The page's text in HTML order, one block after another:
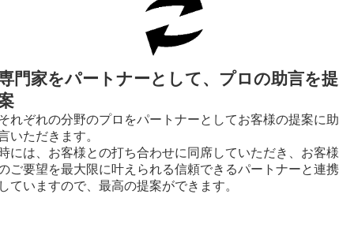
門家をパートナーとして、プロの助言を提
れぞれの分野のプロをパートナーとしてお客様の提案に助
いただきます。
には、お客様との打ち合わせに同席していただき、お客様
ご要望を最大限に叶えられる信頼できるパートナーと連携
ていますので、最高の提案ができます。